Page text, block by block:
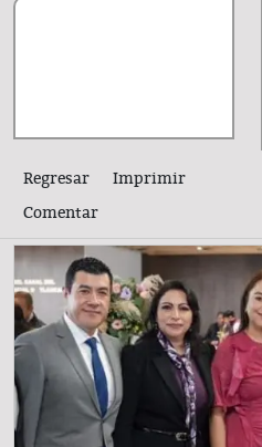
Regresar
Imprimir
Comentar